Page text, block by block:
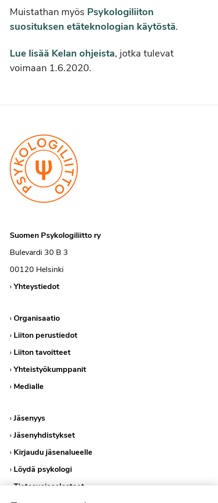
Muistathan myös Psykologiliiton
suosituksen etäteknologian käytöstä.
Lue lisää Kelan ohjeista, jotka tulevat
voimaan 1.6.2020.
Suomen Psykologiliitto ry
Bulevardi 30 B 3
00120 Helsinki
›Yhteystiedot
›Organisaatio
› Liiton perustiedot
› Liiton tavoitteet
›Yhteistyökumppanit
› Medialle
›Jäsenyys
›Jäsenyhdistykset
› Kirjaudu jäsenalueelle
› Löydä psykologi
›Tietosuojaselosteet